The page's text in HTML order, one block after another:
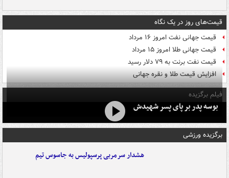
قیمت‌های روز در یک نگاه
قیمت جهانی نفت امروز ۱۶ مرداد
قیمت جهانی طلا امروز ۱۵ مرداد
قیمت نفت برنت به ۷۹ دلار رسید
افزایش قیمت طلا و نقره جهانی
فیلم برگزیده
بوسه‌ پدر بر پای پسر شهیدش
برگزیده ورزشی
هشدار سرمربی پرسپولیس به جاسوس تیم